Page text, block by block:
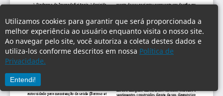
Utilizamos cookies para garantir que será proporcionada a
melhor experiência ao usuário enquanto visita o nosso site.
Ao navegar pelo site, você autoriza a coleta destes dados e
utiliza-los conforme descritos em nossa Política de
Privacidade.
Entendi!